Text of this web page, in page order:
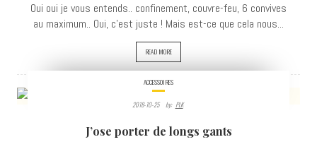
Oui oui je vous entends.. confinement, couvre-feu, 6 convives
au maximum.. Oui, c'est juste ! Mais est-ce que cela nous...
READ MORE
ACCESSOIRES
2018-10-25 By: PLK
J’ose porter de longs gants